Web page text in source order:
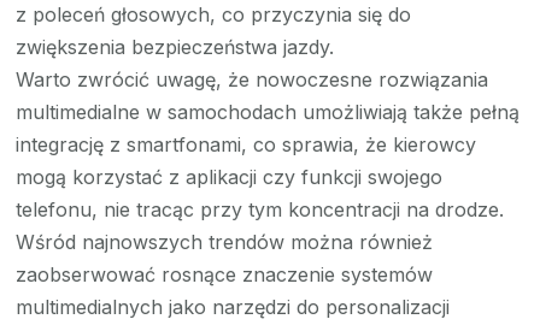
z poleceń głosowych, co przyczynia się do
zwiększenia bezpieczeństwa jazdy.
Warto zwrócić uwagę, że nowoczesne rozwiązania
multimedialne w samochodach umożliwiają także pełną
integrację z smartfonami, co sprawia, że kierowcy
mogą korzystać z aplikacji czy funkcji swojego
telefonu, nie tracąc przy tym koncentracji na drodze.
Wśród najnowszych trendów można również
zaobserwować rosnące znaczenie systemów
multimedialnych jako narzędzi do personalizacji